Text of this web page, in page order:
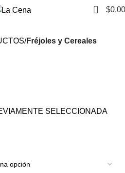
0 $0.00
Fréjoles y Cereales
SELECCIONADA